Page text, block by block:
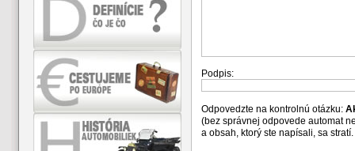
Podpis:
Odpovedzte na kontrolnú otázku:
(bez správnej odpovede automat
a obsah, ktorý ste napísali, sa